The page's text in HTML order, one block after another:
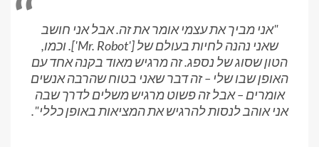
"אני מביך את עצמי אומר את זה. אבל אני חושב
שאני נהנה לחיות בעולם של ['Mr. Robot']. וכמו,
הטון שסוג של נספג. זה מרגיש מאוד בקנה אחד עם
האופן שבו שלי – זה דבר שאני בטוח שהרבה אנשים
אומרים – אבל זה פשוט מרגיש משלים לדרך שבה
אני אוהב לנסות להרגיש את המציאות באופן כללי".